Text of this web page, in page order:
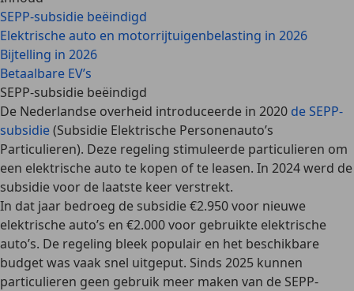
SEPP-subsidie beëindigd
Elektrische auto en motorrijtuigenbelasting in 2026
Bijtelling in 2026
Betaalbare EV’s
SEPP-subsidie beëindigd
De Nederlandse overheid introduceerde in 2020 de SEPP-
subsidie(Subsidie Elektrische Personenauto’s
Particulieren). Deze regeling stimuleerde particulieren om
een elektrische auto te kopen of te leasen. In 2024 werd de
subsidie voor de laatste keer verstrekt.
In dat jaar bedroeg de subsidie €2.950 voor nieuwe
elektrische auto’s en €2.000 voor gebruikte elektrische
auto’s. De regeling bleek populair en het beschikbare
budget was vaak snel uitgeput. Sinds 2025 kunnen
particulieren geen gebruik meer maken van de SEPP-